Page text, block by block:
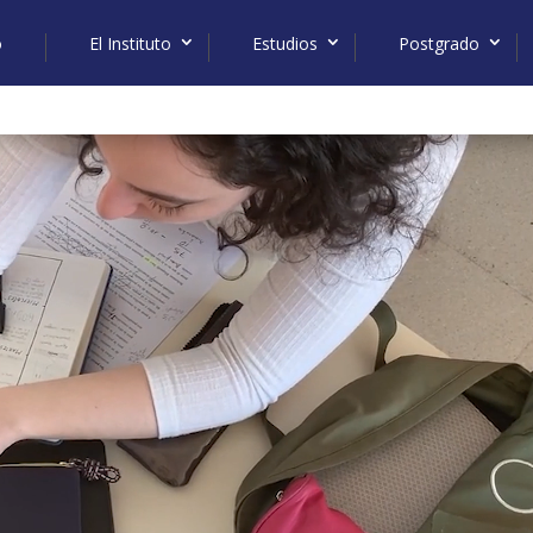
El Instituto Estudios Postgrado